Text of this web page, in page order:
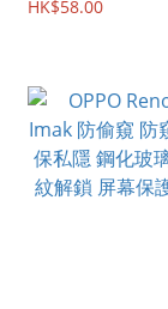
貼膜 0846A
HK$58.00